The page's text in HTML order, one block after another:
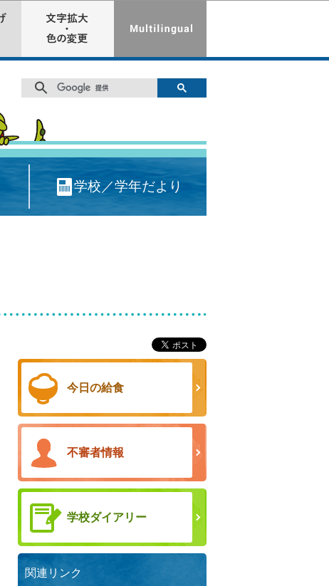
学校／学年だより
今日の給食
不審者情報
学校ダイアリー
関連リンク